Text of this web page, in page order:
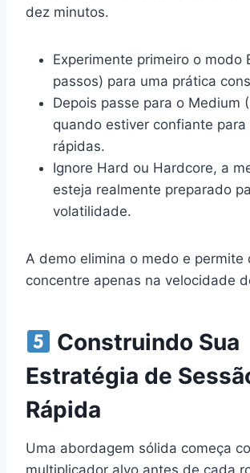
dez minutos.
Experimente primeiro o modo
passos) para uma prática
Depois passe para o Medium
quando estiver confiante para
rápidas.
Ignore Hard ou Hardcore, a
esteja realmente preparado
volatilidade.
A demo elimina o medo e permite
concentre apenas na velocidade
Construindo Sua
Estratégia de
Rápida
Uma abordagem sólida começa